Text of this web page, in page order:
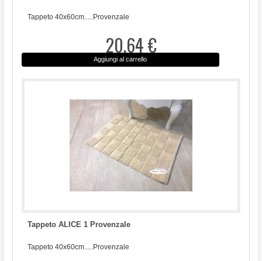
Tappeto 40x60cm.....Provenzale
20,64 €
Aggiungi al carrello
Tappeto ALICE 1 Provenzale
Tappeto 40x60cm.....Provenzale